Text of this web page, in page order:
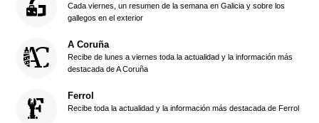
Cada viernes, un resumen de la semana en Galicia y sobre los
gallegos en el exterior
A Coruña
Recibe de lunes a viernes toda la actualidad y la información más
destacada de A Coruña
Ferrol
Recibe toda la actualidad y la información más destacada de Ferrol